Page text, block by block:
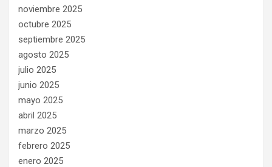
noviembre 2025
octubre 2025
septiembre 2025
agosto 2025
julio 2025
junio 2025
mayo 2025
abril 2025
marzo 2025
febrero 2025
enero 2025